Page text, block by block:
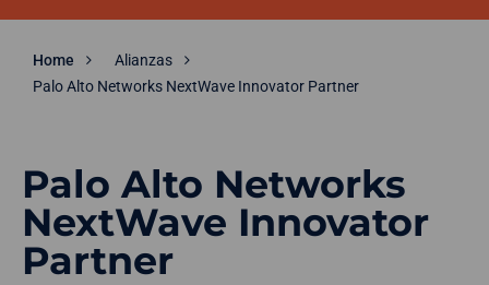
Home
Alianzas
Palo Alto Networks NextWave Innovator Partner
Palo Alto Networks
NextWave Innovator
Partner